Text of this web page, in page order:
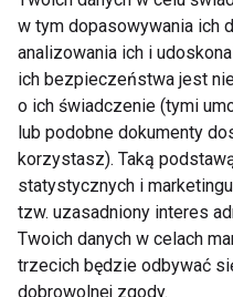
Klinika Implantologii -
nowoczesne
rozwiązania dla
zdrowego i pięknego
uśmiechu
w tym dopasowywania ich
analizowania ich i
ich bezpieczeństwa jest
o ich świadczenie (tymi
lub podobne dokumenty
korzystasz). Taką
statystycznych i
tzw. uzasadniony interes
Twoich danych w celach
trzecich będzie odbywać
dobrowolnej zgody.